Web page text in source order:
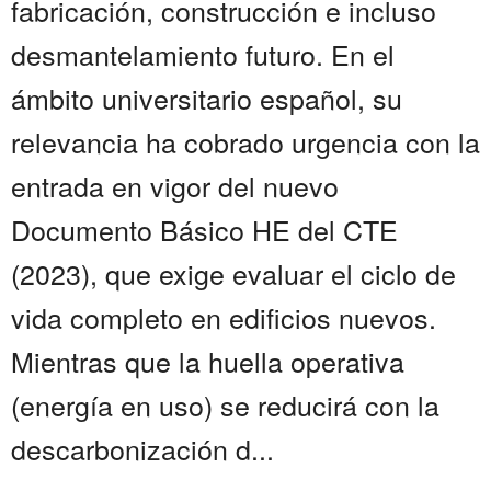
fabricación, construcción e incluso
desmantelamiento futuro. En el
ámbito universitario español, su
relevancia ha cobrado urgencia con la
entrada en vigor del nuevo
Documento Básico HE del CTE
(2023), que exige evaluar el ciclo de
vida completo en edificios nuevos.
Mientras que la huella operativa
(energía en uso) se reducirá con la
descarbonización d...